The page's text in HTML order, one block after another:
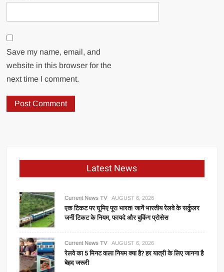
Save my name, email, and
website in this browser for the
next time I comment.
Latest News
Current News TV AUGUST 6, 2026
एक टिकट पर घूमिए पूरा भारत! जानें भारतीय रेलवे के सर्कुलर
जर्नी टिकट के नियम, फायदे और बुकिंग प्रोसेस
Current News TV AUGUST 6, 2026
रेलवे का 5 मिनट वाला नियम क्या है? हर यात्री के लिए जानना है
बेहद जरूरी